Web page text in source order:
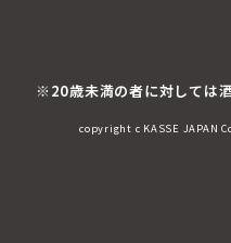
※20歳未満の者に対しては
copyright c KASSE JAPAN